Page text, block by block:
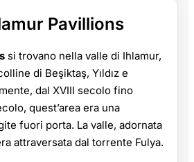
Pavillions
si trovano nella valle di Ihlamur,
di Beşiktaş, Yıldız e
dal XVIII secolo fino
quest’area era una
fuori porta. La valle, adornata
attraversata dal torrente Fulya.